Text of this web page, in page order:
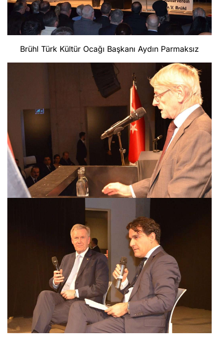
Brühl Türk Kültür Ocağı Başkanı Aydın Parmaksız